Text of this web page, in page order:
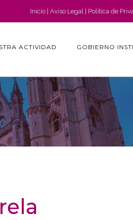
Inicio Aviso Legal Política de
ACTIVIDAD GOBIERNO